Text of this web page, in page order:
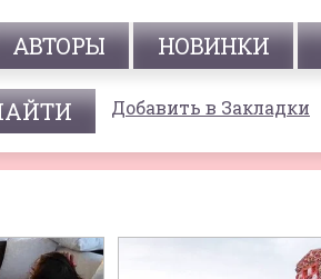
АВТОРЫ НОВИНКИ
Добавить в Закладки